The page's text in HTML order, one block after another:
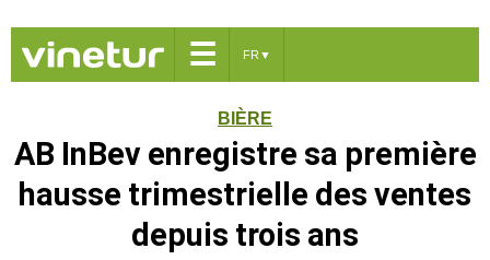
☰ FR ▼
BIÈRE
AB InBev enregistre sa première
hausse trimestrielle des ventes
depuis trois ans